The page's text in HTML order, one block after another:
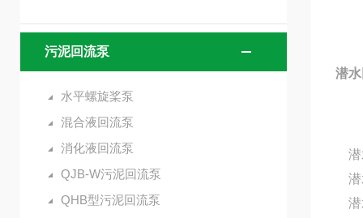
污泥回流泵
水平螺旋桨泵
混合液回流泵
消化液回流泵
QJB-W污泥回流泵
QHB型污泥回流泵
潜
潜
潜
潜